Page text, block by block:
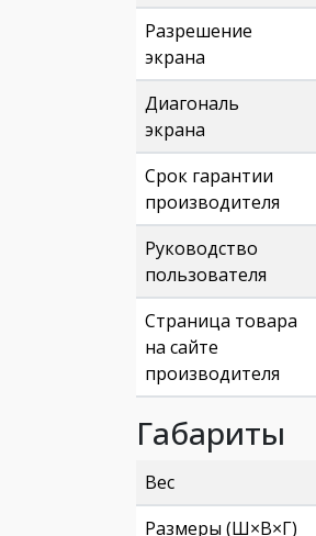
Разрешение
экрана
Диагональ
экрана
Срок гарантии
производителя
Руководство
пользователя
Страница товара
на сайте
производителя
Габариты
Вес
Размеры (Ш×В×Г)